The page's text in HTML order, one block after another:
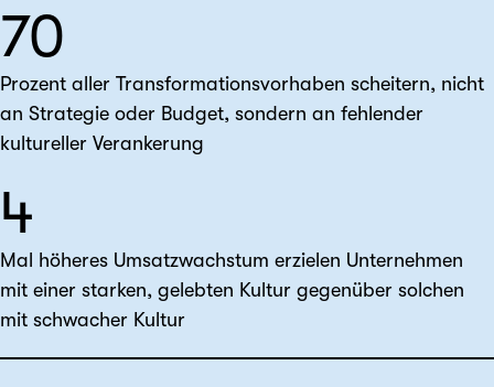
70
Prozent aller Transformationsvorhaben scheitern, nicht
an Strategie oder Budget, sondern an fehlender
kultureller Verankerung
4
Mal höheres Umsatzwachstum erzielen Unternehmen
mit einer starken, gelebten Kultur gegenüber solchen
mit schwacher Kultur